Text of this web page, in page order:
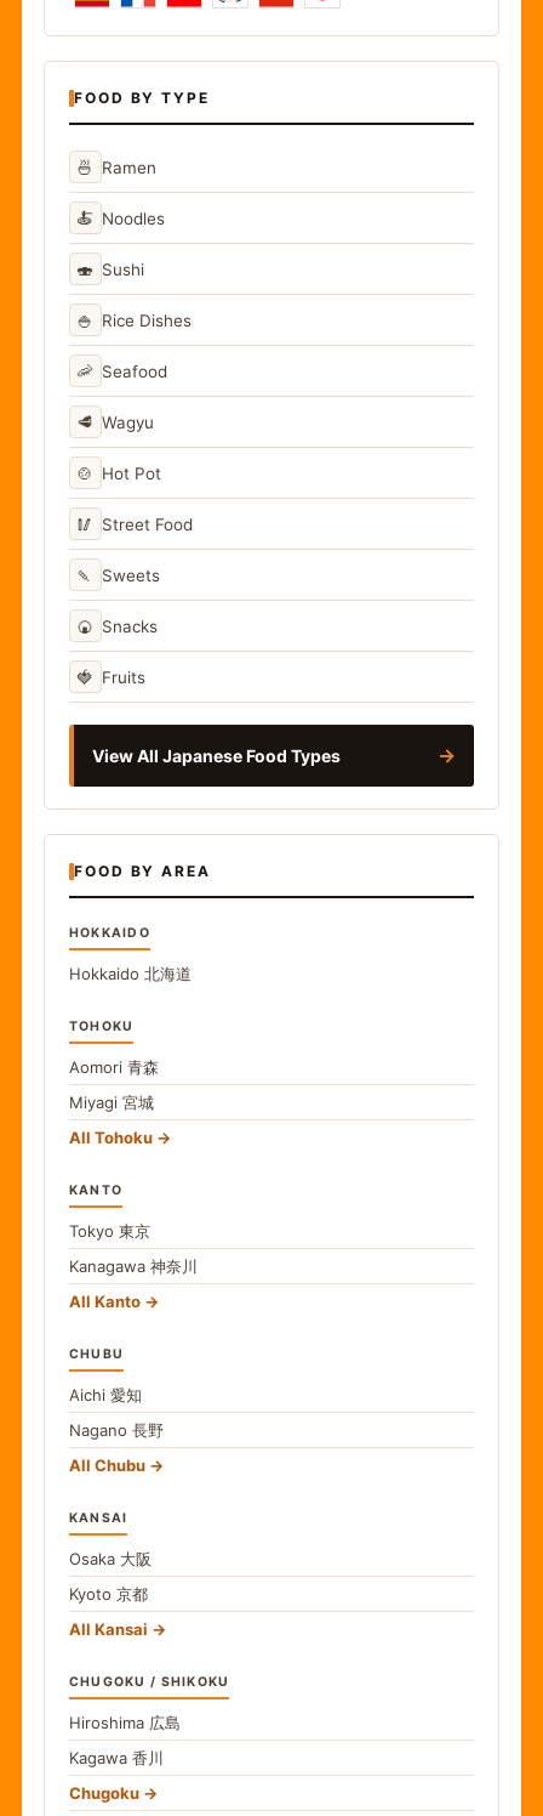
FOOD BY TYPE
🍜 Ramen
🍝 Noodles
🍣 Sushi
🍚 Rice Dishes
🦐 Seafood
🥩 Wagyu
🍲 Hot Pot
🥢 Street Food
🍡 Sweets
🍘 Snacks
🍓 Fruits
View All Japanese Food Types →
FOOD BY AREA
HOKKAIDO
Hokkaido 北海道
TOHOKU
Aomori 青森
Miyagi 宮城
All Tohoku
KANTO
Tokyo 東京
Kanagawa 神奈川
All Kanto
CHUBU
Aichi 愛知
Nagano 長野
All Chubu
KANSAI
Osaka 大阪
Kyoto 京都
All Kansai
CHUGOKU / SHIKOKU
Hiroshima 広島
Kagawa 香川
Chugoku